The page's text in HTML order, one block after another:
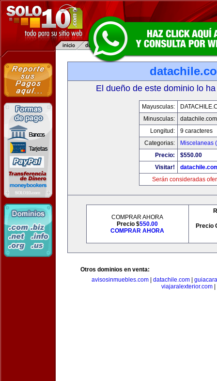
El dueño de este dominio lo
Mayusculas:
Minusculas:
datachile.com
Longitud:
9 caracteres
Categorias:
Miscelaneas
Precio:
$550.00
Visitar!
Serán consideradas
COMPRAR AHORA
Precio $550.00
COMPRAR AHORA
Precio
Otros dominios en venta:
avisosinmuebles.com
datachile.com
viajaralexterior.com